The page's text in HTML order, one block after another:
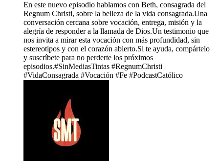
En este nuevo episodio hablamos con Beth, consagrada del
Regnum Christi, sobre la belleza de la vida consagrada.Una
conversación cercana sobre vocación, entrega, misión y la
alegría de responder a la llamada de Dios.Un testimonio que
nos invita a mirar esta vocación con más profundidad, sin
estereotipos y con el corazón abierto.Si te ayuda, compártelo
y suscríbete para no perderte los próximos
episodios.#SinMediasTintas #RegnumChristi
#VidaConsagrada #Vocación #Fe #PodcastCatólico